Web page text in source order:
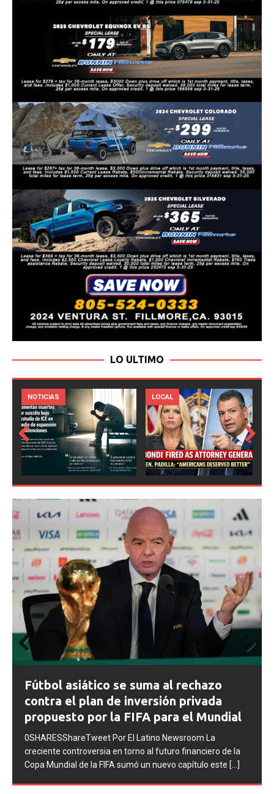
LO ULTIMO
LOCAL NOTICIAS
Prev
Next
FIFA abre expedientes disciplinarios
contra Argentina tras los incidentes en
la final del Mundial 2026
0SHARESShareTweet Por El Latino Newsroom La FIFA
inició una serie de procesos disciplinarios contra la
Asociación del Fútbol Argentino (AFA), cuatro integrantes
de la selección
Prev
Next